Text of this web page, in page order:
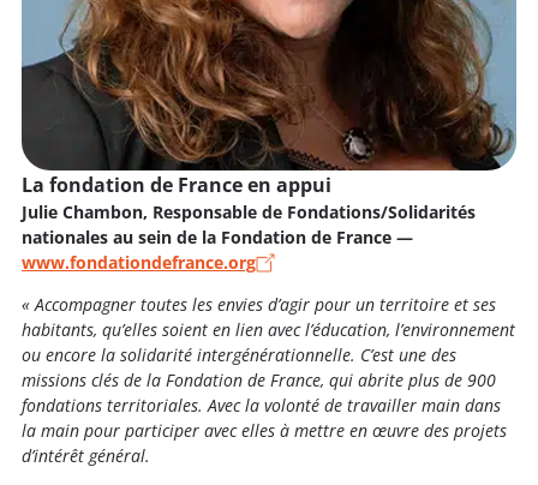
La fondation de France en appui
Julie Chambon, Responsable de Fondations/Solidarités
nationales au sein de la Fondation de France —
www.fondationdefrance.org
« Accompagner toutes les envies d’agir pour un territoire et ses
habitants, qu’elles soient en lien avec l’éducation, l’environnement
ou encore la solidarité intergénérationnelle. C’est une des
missions clés de la Fondation de France, qui abrite plus de 900
fondations territoriales. Avec la volonté de travailler main dans
la main pour participer avec elles à mettre en œuvre des projets
d’intérêt général.